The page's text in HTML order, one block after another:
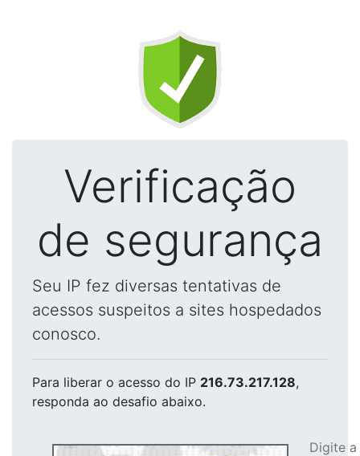
Verificação
de segurança
Seu IP fez diversas tentativas de
acessos suspeitos a sites hospedados
conosco.
Para liberar o acesso do IP 216.73.217.128,
responda ao desafio abaixo.
Digite